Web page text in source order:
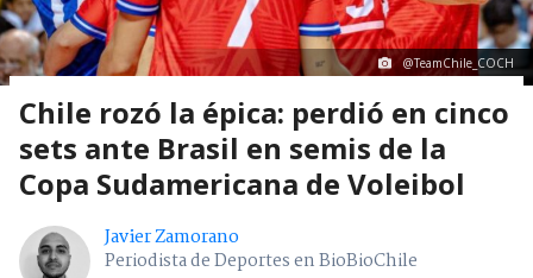
@TeamChile_COCH
Chile rozó la épica: perdió en cinco
sets ante Brasil en semis de la
Copa Sudamericana de Voleibol
Javier Zamorano
Periodista de Deportes en BioBioChile